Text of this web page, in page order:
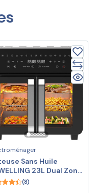
Sans Huile
23L Dual Zone
XXL
(8)